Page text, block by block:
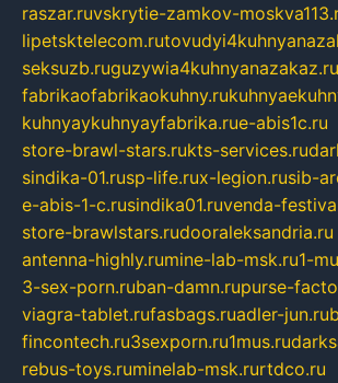
raszar.ruvskrytie-zamkov-
lipetsktelecom.ru
seksuzb.ruguzywia4kuhnyanazakaz.ru
fabrikaofabrikaokuhny.ru
kuhnyaykuhnyayfabrika.rue-abis1c.ru
store-brawl-stars.rukts-services.ru
sindika-01.rusp-life.rux-legion.rusib-
e-abis-1-c.rusindika01.ruvenda-
store-brawlstars.rudooraleksandria.ru
antenna-highly.rumine-lab-msk.ru1-
3-sex-porn.ruban-damn.rupurse-
viagra-tablet.rufasbags.ruadler-jun.ru
fincontech.ru3sexporn.ru1mus.ru
rebus-toys.ruminelab-msk.rurtdco.ru